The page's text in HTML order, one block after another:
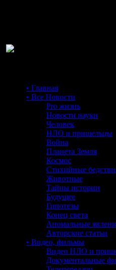
• Главная
• Все Новости
Pro жизнь
Новости науки
Человек
НЛО и пришельцы
Война
Планета Земля
Космос
Стихийные
Животные
Тайны истории
Будущее
Гипотезы
Конец света
Аномальные
Авторские статьи
• Видео, фильмы
Видео НЛО и
Документальные